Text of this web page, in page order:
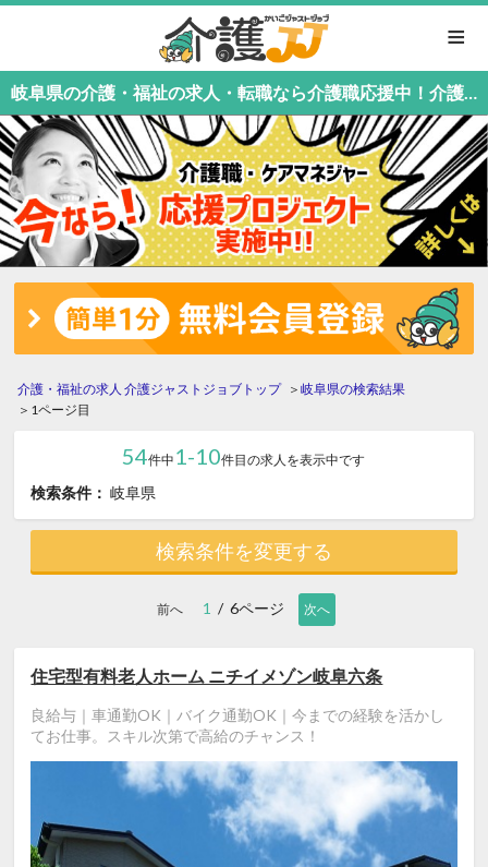
≡
岐阜県の介護・福祉の求人・転職なら介護職応援中！介護職専門の介護ジャストジョブ
介護・福祉の求人 介護ジャストジョブトップ
岐阜県の検索結果
1ページ目
54件中 1-10件目の求人を表示中です
検索条件： 岐阜県
検索条件を変更する
前へ 1 / 6ページ 次へ
住宅型有料老人ホーム ニチイメゾン岐阜六条
良給与｜車通勤OK｜バイク通勤OK｜今までの経験を活かし
てお仕事。スキル次第で高給のチャンス！